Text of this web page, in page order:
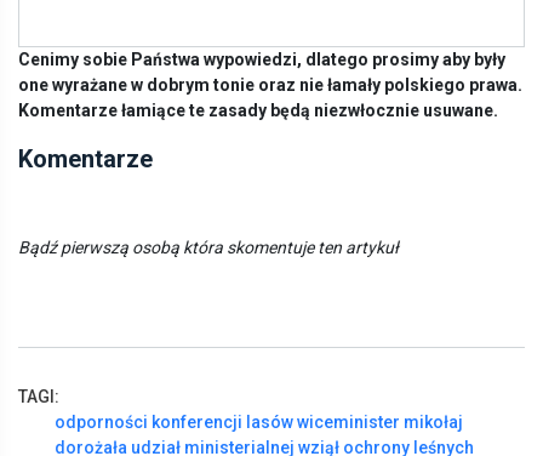
Cenimy sobie Państwa wypowiedzi, dlatego prosimy aby były
one wyrażane w dobrym tonie oraz nie łamały polskiego prawa.
Komentarze łamiące te zasady będą niezwłocznie usuwane.
Komentarze
Bądź pierwszą osobą która skomentuje ten artykuł
TAGI:
odporności konferencji lasówwiceminister mikołaj
dorożała udział ministerialnej wziął ochrony leśnych